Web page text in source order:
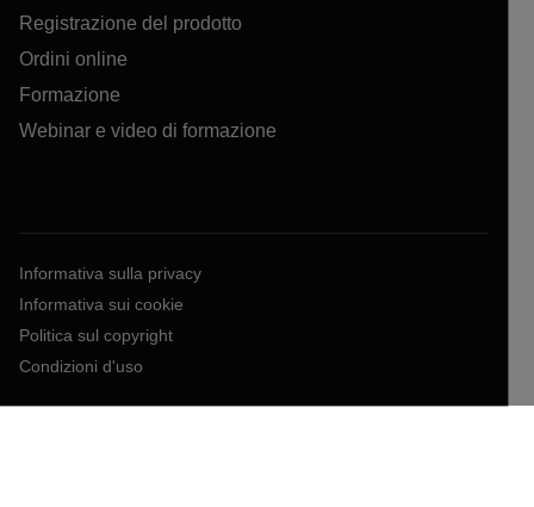
Registrazione del prodotto
Ordini online
Formazione
Webinar e video di formazione
Informativa sulla privacy
Informativa sui cookie
Politica sul copyright
Condizioni d'uso